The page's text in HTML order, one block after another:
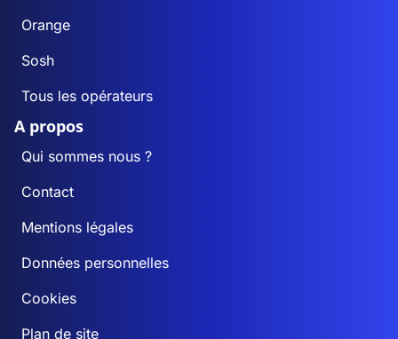
Orange
Sosh
Tous les opérateurs
A propos
Qui sommes nous ?
Contact
Mentions légales
Données personnelles
Cookies
Plan de site